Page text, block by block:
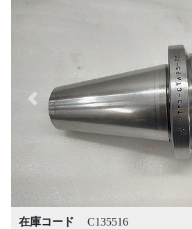
Previous
在庫コード
C135516